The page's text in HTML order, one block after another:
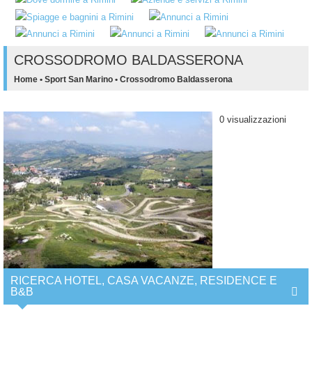
CROSSODROMO BALDASSERONA
Home • Sport San Marino • Crossodromo Baldasserona
0 visualizzazioni
RICERCA HOTEL, CASA VACANZE, RESIDENCE E
B&B